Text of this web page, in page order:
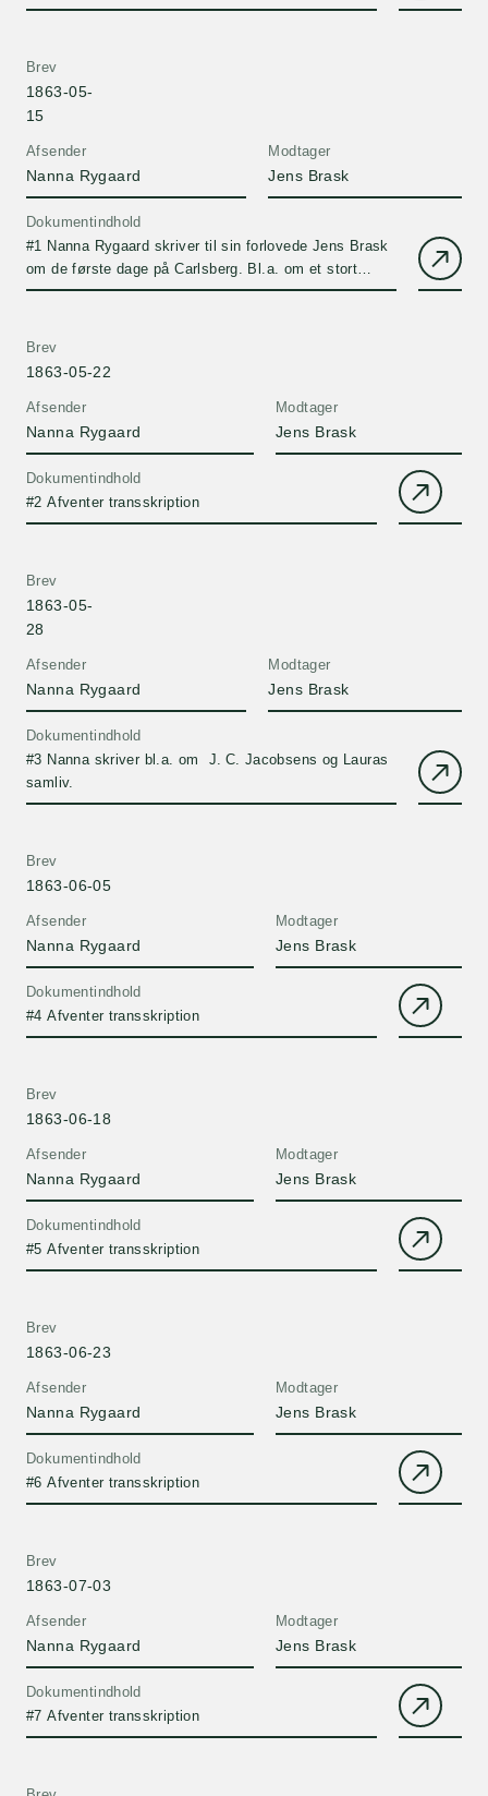
Afsender
Nanna Rygaard
Brev
1863-05-
15
Modtager
Jens Brask
Dokumentindhold
#1 Nanna Rygaard skriver til sin forlovede Jens Brask
om de første dage på Carlsberg. Bl.a. om et stort
middagsselskab Kr. Himmelfartsdag.
Afsender
Nanna Rygaard
Brev
1863-05-22
Modtager
Jens Brask
Dokumentindhold
#2 Afventer transskription
Afsender
Nanna Rygaard
Brev
1863-05-
28
Modtager
Jens Brask
Dokumentindhold
#3 Nanna skriver bl.a. om J. C. Jacobsens og Lauras
samliv.
Afsender
Nanna Rygaard
Brev
1863-06-05
Modtager
Jens Brask
Dokumentindhold
#4 Afventer transskription
Afsender
Nanna Rygaard
Brev
1863-06-18
Modtager
Jens Brask
Dokumentindhold
#5 Afventer transskription
Afsender
Nanna Rygaard
Brev
1863-06-23
Modtager
Jens Brask
Dokumentindhold
#6 Afventer transskription
Afsender
Nanna Rygaard
Brev
1863-07-03
Modtager
Jens Brask
Dokumentindhold
#7 Afventer transskription